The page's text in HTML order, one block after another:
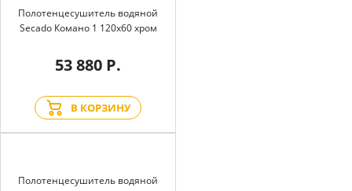
Полотенцесушитель водяной
Secado Комано 1 120x60 хром
53 880 Р.
В КОРЗИНУ
Полотенцесушитель водяной